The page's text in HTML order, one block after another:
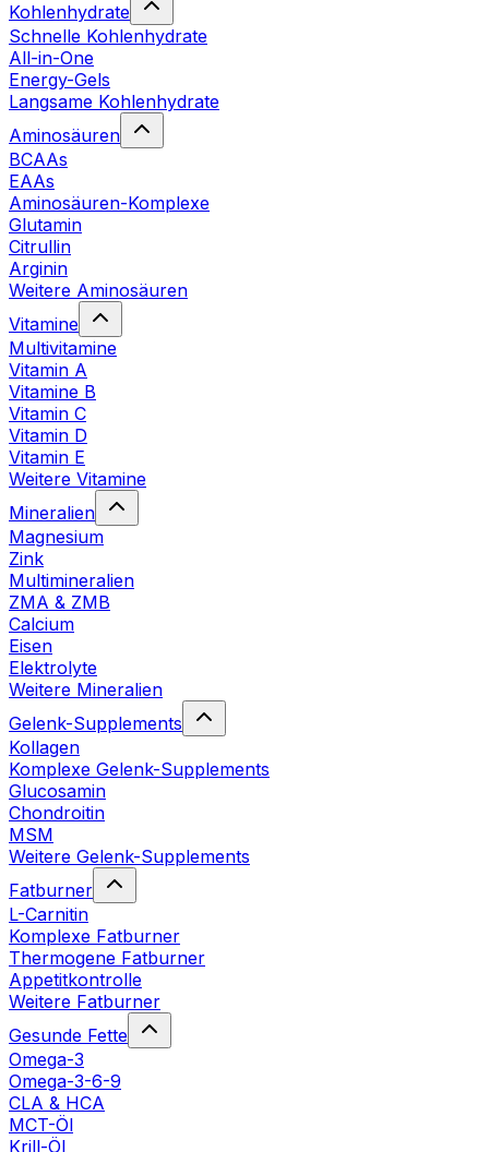
Kohlenhydrate
Schnelle Kohlenhydrate
All-in-One
Energy-Gels
Langsame Kohlenhydrate
Aminosäuren
BCAAs
EAAs
Aminosäuren-Komplexe
Glutamin
Citrullin
Arginin
Weitere Aminosäuren
Vitamine
Multivitamine
Vitamin A
Vitamine B
Vitamin C
Vitamin D
Vitamin E
Weitere Vitamine
Mineralien
Magnesium
Zink
Multimineralien
ZMA & ZMB
Calcium
Eisen
Elektrolyte
Weitere Mineralien
Gelenk-Supplements
Kollagen
Komplexe Gelenk-Supplements
Glucosamin
Chondroitin
MSM
Weitere Gelenk-Supplements
Fatburner
L-Carnitin
Komplexe Fatburner
Thermogene Fatburner
Appetitkontrolle
Weitere Fatburner
Gesunde Fette
Omega-3
Omega-3-6-9
CLA & HCA
MCT-Öl
Krill-Öl